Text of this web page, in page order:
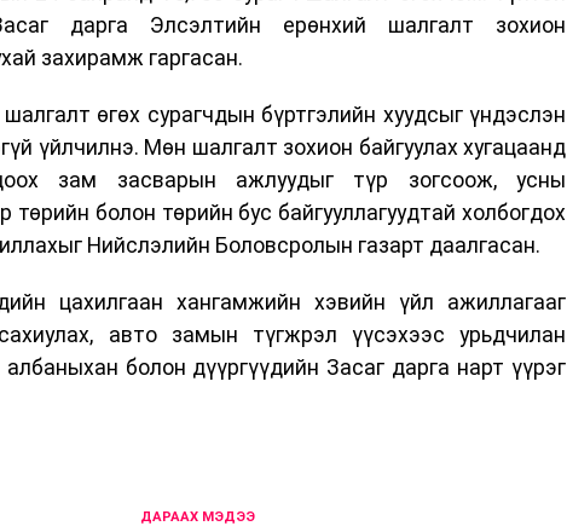
дарга Элсэлтийн ерөнхий шалгалт зохион
захирамж гаргасан.
өгөх сурагчдын бүртгэлийн хуудсыг үндэслэн
үйлчилнэ. Мөн шалгалт зохион байгуулах хугацаанд
зам засварын ажлуудыг түр зогсоож, усны
төрийн болон төрийн бус байгууллагуудтай холбогдох
Нийслэлийн Боловсролын газарт даалгасан.
цахилгаан хангамжийн хэвийн үйл ажиллагааг
авто замын түгжрэл үүсэхээс урьдчилан
болон дүүргүүдийн Засаг дарга нарт үүрэг
ДАРААХ МЭДЭЭ